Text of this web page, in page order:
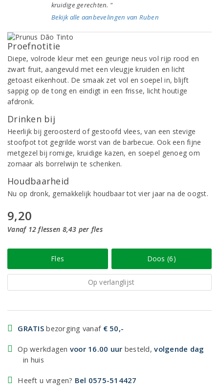
kruidige gerechten. "
Bekijk alle aanbevelingen van Ruben
Proefnotitie
Diepe, volrode kleur met een geurige neus vol rijp rood en
zwart fruit, aangevuld met een vleugje kruiden en licht
getoast eikenhout. De smaak zet vol en soepel in, blijft
sappig op de tong en eindigt in een frisse, licht houtige
afdronk.
Drinken bij
Heerlijk bij geroosterd of gestoofd vlees, van een stevige
stoofpot tot gegrilde worst van de barbecue. Ook een fijne
metgezel bij romige, kruidige kazen, en soepel genoeg om
zomaar als borrelwijn te schenken.
Houdbaarheid
Nu op dronk, gemakkelijk houdbaar tot vier jaar na de oogst.
9,20
Vanaf 12 flessen 8,43 per fles
Fles Doos (6)
Op verlanglijst
GRATIS bezorging vanaf € 50,-
Op werkdagen voor 16.00 uur besteld,volgende dag
in huis
Heeft u vragen? Bel 0575-514427